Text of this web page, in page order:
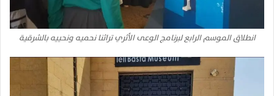
انطلاق الموسم الرابع لبرنامج الوعى الأثري تراثنا نحميه ونحييه بالشرقية